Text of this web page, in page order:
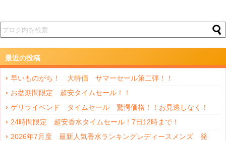
最近の投稿
早いものがち！ 大特価 サマーセール第二弾！！
お盆期間限定 超安タイムセール！！
ゲリライベンド タイムセール 驚愕価格！！お見逃しなく！
24時間限定 超安香水タイムセール！7日12時まで！
2026年7月度 最新人気香水ランキングレディースメンズ 発